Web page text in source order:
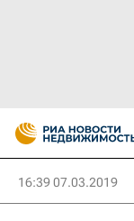
16:39 07.03.2019